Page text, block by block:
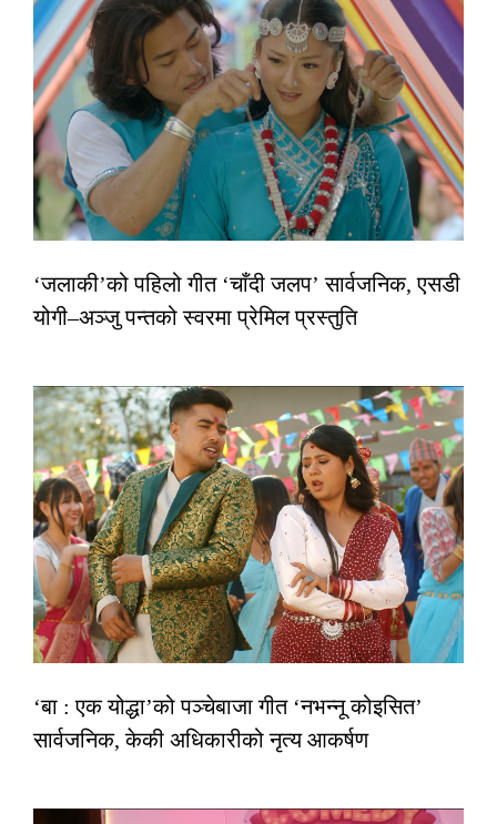
‘जलाकी’को पहिलो गीत ‘चाँदी जलप’ सार्वजनिक, एसडी
योगी–अञ्जु पन्तको स्वरमा प्रेमिल प्रस्तुति
‘बा : एक योद्धा’को पञ्चेबाजा गीत ‘नभन्नू कोइसित’
सार्वजनिक, केकी अधिकारीको नृत्य आकर्षण